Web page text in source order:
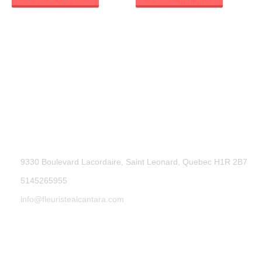
9330 Boulevard Lacordaire, Saint Leonard, Quebec H1R 2B7
5145265955
info@fleuristealcantara.com